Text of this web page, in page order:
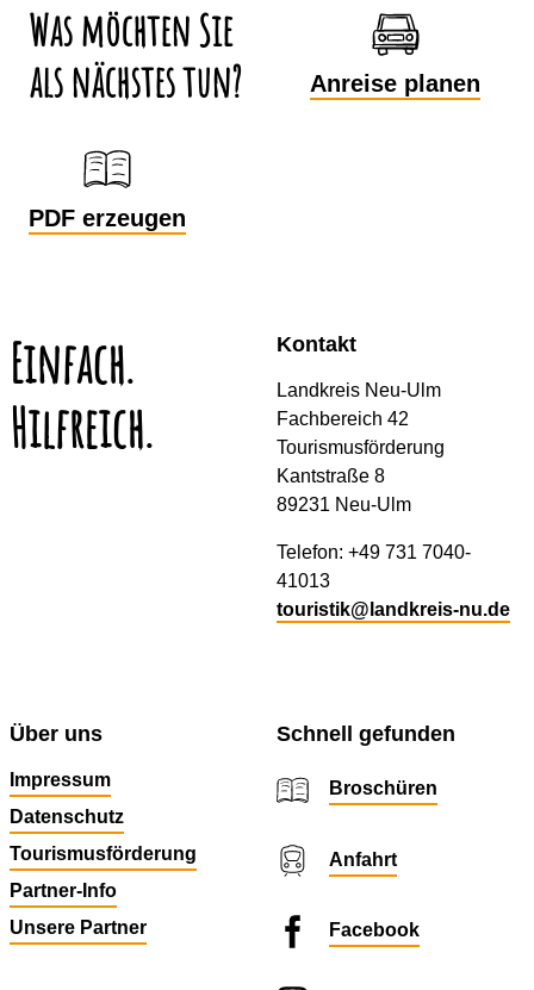
Was möchten Sie
als nächstes tun?
Anreise planen
PDF erzeugen
Einfach.
Hilfreich.
Kontakt
Landkreis Neu-Ulm
Fachbereich 42
Tourismusförderung
Kantstraße 8
89231 Neu-Ulm
Telefon: +49 731 7040-
41013
touristik@landkreis-nu.de
Über uns
Impressum
Datenschutz
Tourismusförderung
Partner-Info
Unsere Partner
Schnell gefunden
Broschüren
Anfahrt
Facebook